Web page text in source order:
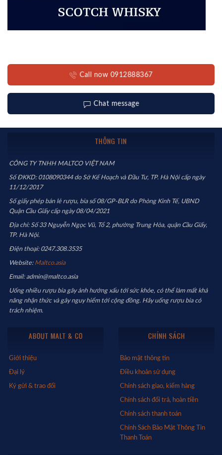
Call now 0912888367
Chat message
THÔNG TIN
CÔNG TY TNHH MALTCO VIỆT NAM
Số ĐKKD: 0108090344 do Sở Kế Hoạch và Đầu Tư, TP. Hà Nội cấp ngày
11/12/2017
Số giấy phép bán lẻ rượu, bia số 08/GP-BLR do Phòng Kinh Tế, UBND
Quận Cầu Giấy cấp ngày 08/04/2021
Địa chỉ: Số 33 Nguyễn Ngọc Vũ, Tổ 2, phường Trung Hòa, quận Cầu Giấy,
TP. Hà Nội.
Điện thoại: 0247.308.3535
Website: Maltco.asia
Email: admin@maltco.asia
Uống nhiều rượu bia gây ảnh hưởng xấu tới sức khỏe, có thể làm mất khả
năng nhận thức và gây nguy hiểm tới cộng đồng. Hãy uống rượu bia có
trách nhiệm.
ABOUT MALT & CO
Giới thiệu
Đại lý
Ký gửi & trao đổi
CHÍNH SÁCH
Bảo mật thông tin
Điều khoản sử dụng
Chính sách giao, kiểm hàng
Chính sách đổi trả, hoàn tiền
Chính sách thanh toán
Chính Sách Bảo Mật Thông Tin
Thanh Toán